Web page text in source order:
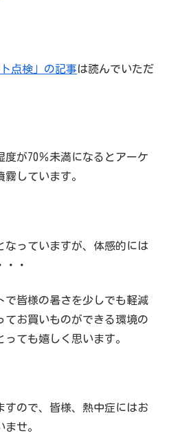
点検」の記事は読んでいただ
度が70％未満になるとアーケ
しています。
なっていますが、体感的には
・・
で皆様の暑さを少しでも軽減
てお買いものができる環境の
ても嬉しく思います。
すので、皆様、熱中症にはお
せ。